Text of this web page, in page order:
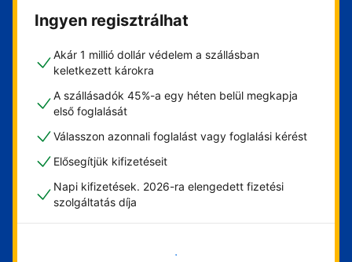
Ingyen regisztrálhat
Akár 1 millió dollár védelem a szállásban
keletkezett károkra
A szállásadók 45%-a egy héten belül megkapja
első foglalását
Válasszon azonnali foglalást vagy foglalási kérést
Elősegítjük kifizetéseit
Napi kifizetések. 2026-ra elengedett fizetési
szolgáltatás díja
Vágjon bele most